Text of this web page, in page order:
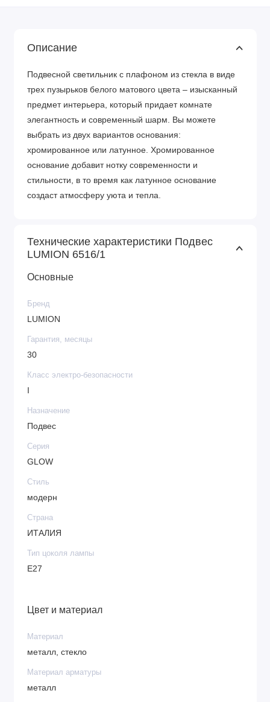
Описание
Подвесной светильник с плафоном из стекла в виде
трех пузырьков белого матового цвета – изысканный
предмет интерьера, который придает комнате
элегантность и современный шарм. Вы можете
выбрать из двух вариантов основания:
хромированное или латунное. Хромированное
основание добавит нотку современности и
стильности, в то время как латунное основание
создаст атмосферу уюта и тепла.
Технические характеристики Подвес
LUMION 6516/1
Основные
Бренд
LUMION
Гарантия, месяцы
30
Класс электро-безопасности
Назначение
Подвес
Серия
GLOW
Стиль
модерн
Страна
ИТАЛИЯ
Тип цоколя лампы
E27
Цвет и материал
Материал
металл, стекло
Материал арматуры
металл